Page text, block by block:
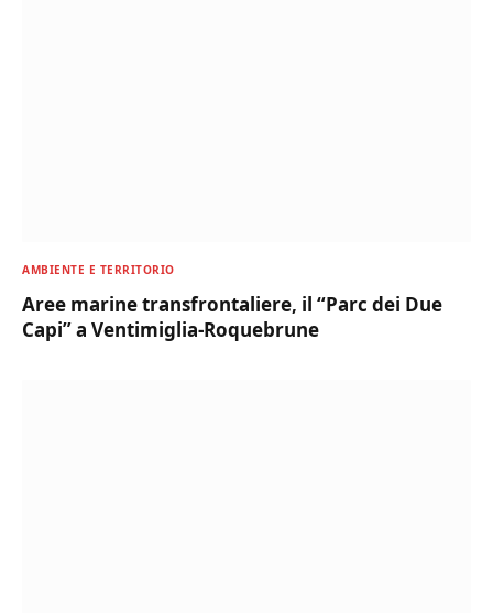
AMBIENTE E TERRITORIO
Aree marine transfrontaliere, il “Parc dei Due
Capi” a Ventimiglia-Roquebrune